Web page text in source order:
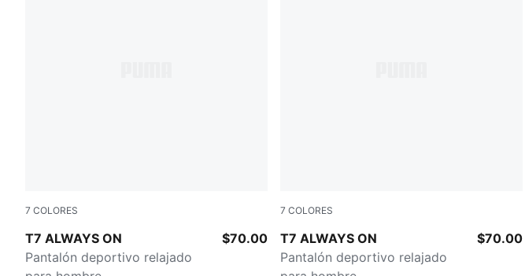
7 COLORES
T7 ALWAYS ON
Midnight Petrol
Pantalón deportivo relajado
$70.00
7 COLORES
T7 ALWAYS ON
Buttercream-Inky Depths
Pantalón deportivo relajado
$70.00